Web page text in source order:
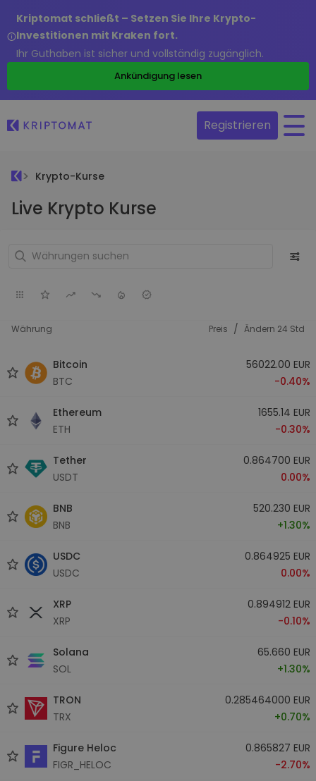
Kriptomat schließt – Setzen Sie Ihre Krypto-
Investitionen mit Kraken fort.
Ihr Guthaben ist sicher und vollständig zugänglich.
Ankündigung lesen
Registrieren
Krypto-Kurse
Live Krypto Kurse
Währung Preis / Ändern 24 Std
Bitcoin
BTC
56022.00 EUR
-0.40%
Ethereum
ETH
1655.14 EUR
-0.30%
Tether
USDT
0.864700 EUR
0.00%
BNB
BNB
520.230 EUR
+1.30%
USDC
USDC
0.864925 EUR
0.00%
XRP
XRP
0.894912 EUR
-0.10%
Solana
SOL
65.660 EUR
+1.30%
TRON
TRX
0.285464000 EUR
+0.70%
Figure Heloc
FIGR_HELOC
0.865827 EUR
-2.70%